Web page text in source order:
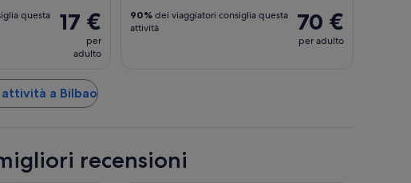
17 €
per
adulto
questa
70 €
per adulto
90% dei viaggiatori consiglia questa
attività
a Bilbao
recensioni